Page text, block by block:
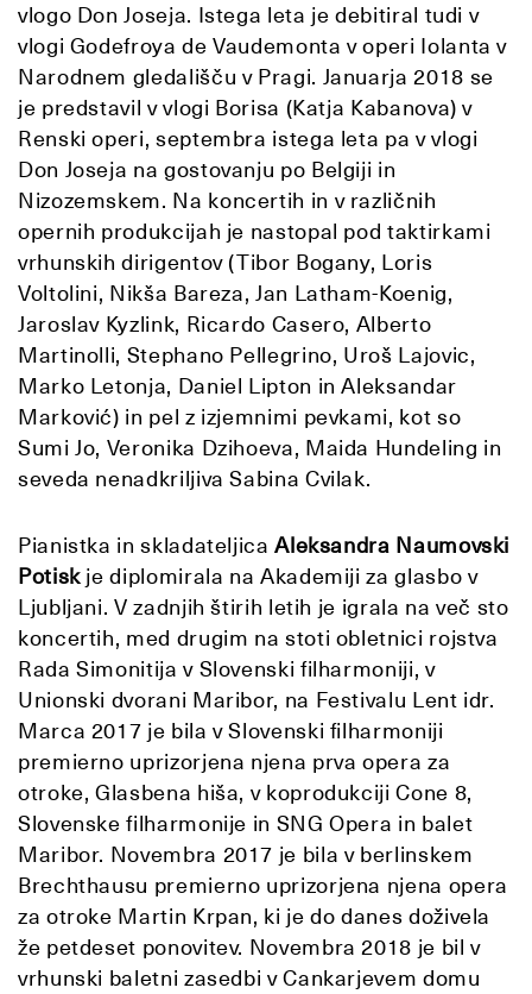
vlogo Don Joseja. Istega leta je debitiral tudi v
vlogi Godefroya de Vaudemonta v operi Iolanta v
Narodnem gledališču v Pragi. Januarja 2018 se
je predstavil v vlogi Borisa (Katja Kabanova) v
Renski operi, septembra istega leta pa v vlogi
Don Joseja na gostovanju po Belgiji in
Nizozemskem. Na koncertih in v različnih
opernih produkcijah je nastopal pod taktirkami
vrhunskih dirigentov (Tibor Bogany, Loris
Voltolini, Nikša Bareza, Jan Latham-Koenig,
Jaroslav Kyzlink, Ricardo Casero, Alberto
Martinolli, Stephano Pellegrino, Uroš Lajovic,
Marko Letonja, Daniel Lipton in Aleksandar
Marković) in pel z izjemnimi pevkami, kot so
Sumi Jo, Veronika Dzihoeva, Maida Hundeling in
seveda nenadkriljiva Sabina Cvilak.
Pianistka in skladateljicaAleksandra Naumovski
Potiskje diplomirala na Akademiji za glasbo v
Ljubljani. V zadnjih štirih letih je igrala na več sto
koncertih, med drugim na stoti obletnici rojstva
Rada Simonitija v Slovenski filharmoniji, v
Unionski dvorani Maribor, na Festivalu Lent idr.
Marca 2017 je bila v Slovenski filharmoniji
premierno uprizorjena njena prva opera za
otroke, Glasbena hiša, v koprodukciji Cone 8,
Slovenske filharmonije in SNG Opera in balet
Maribor. Novembra 2017 je bila v berlinskem
Brechthausu premierno uprizorjena njena opera
za otroke Martin Krpan, ki je do danes doživela
že petdeset ponovitev. Novembra 2018 je bil v
vrhunski baletni zasedbi v Cankarjevem domu